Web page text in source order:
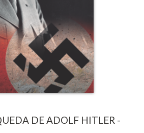
DE ADOLF HITLER -